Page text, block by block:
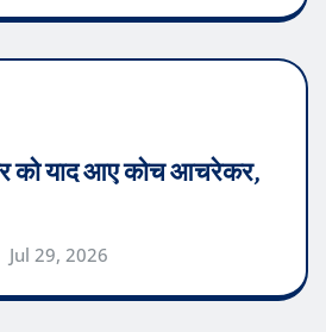
को याद आए कोच आचरेकर,
Jul 29, 2026